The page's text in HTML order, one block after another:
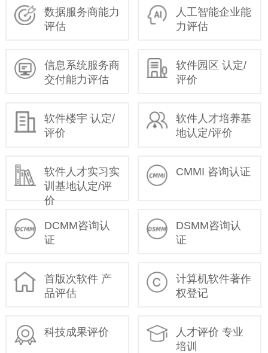
数据服务商能力
评估
人工智能企业能
力评估
信息系统服务商
交付能力评估
软件园区 认定/
评价
软件楼宇 认定/
评价
软件人才培养基
地认定/评价
软件人才实习实
训基地认定/评
价
CMMI 咨询认证
DCMM咨询认
证
DSMM咨询认
证
首版次软件 产
品评估
计算机软件著作
权登记
科技成果评价
人才评价 专业
培训